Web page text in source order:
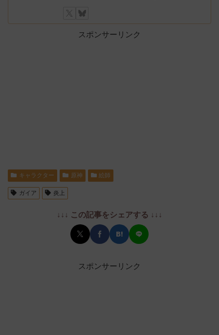
スポンサーリンク
キャラクター 原神 絵師
ガイア 炎上
↓↓↓ この記事をシェアする ↓↓↓
スポンサーリンク